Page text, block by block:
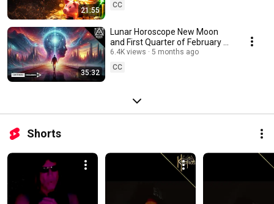
21:55
CC
35:32
Lunar Horoscope New Moon
and First Quarter of February –
Magic Secrets
6.4K views
5 months ago
CC
Shorts